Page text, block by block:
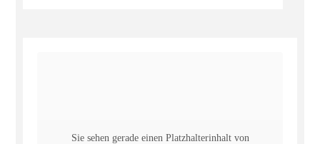
Sie sehen gerade einen Platzhalterinhalt von